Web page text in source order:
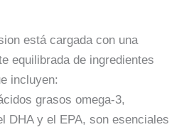
está cargada con una
equilibrada de ingredientes
incluyen:
grasos omega-3,
DHA y el EPA, son esenciales